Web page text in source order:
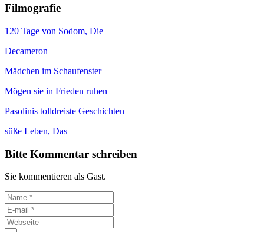
Filmografie
120 Tage von Sodom, Die
Decameron
Mädchen im Schaufenster
Mögen sie in Frieden ruhen
Pasolinis tolldreiste Geschichten
süße Leben, Das
Bitte Kommentar schreiben
Sie kommentieren als Gast.